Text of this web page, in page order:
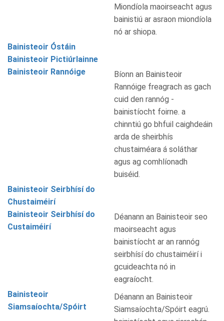
Miondíola maoirseacht agus
bainistiú ar asraon miondíola
nó ar shiopa.
Bainisteoir Óstáin
Bainisteoir Pictiúrlainne
Bainisteoir Rannóige
Bíonn an Bainisteoir
Rannóige freagrach as gach
cuid den rannóg -
bainistíocht foirne. a
chinntiú go bhfuil caighdeáin
arda de sheirbhís
chustaiméara á soláthar
agus ag comhlíonadh
buiséid.
Bainisteoir Seirbhísí do
Chustaiméirí
Bainisteoir Seirbhísí do
Custaiméirí
Déanann an Bainisteoir seo
maoirseacht agus
bainistíocht ar an rannóg
seirbhísí do chustaiméirí i
gcuideachta nó in
eagraíocht.
Bainisteoir
Siamsaíochta/Spóirt
Déanann an Bainisteoir
Siamsaíochta/Spóirt eagrú.